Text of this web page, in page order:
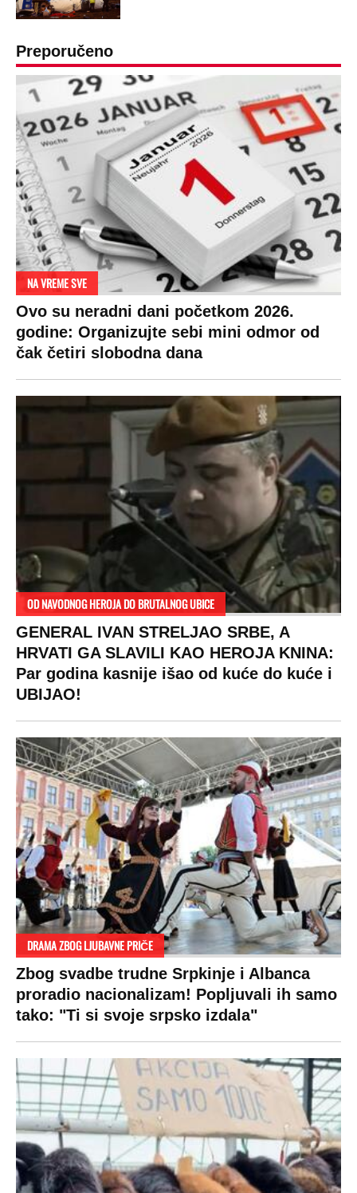
Preporučeno
NA VREME SVE
Ovo su neradni dani početkom 2026.
godine: Organizujte sebi mini odmor od
čak četiri slobodna dana
OD NAVODNOG HEROJA DO BRUTALNOG UBICE
GENERAL IVAN STRELJAO SRBE, A
HRVATI GA SLAVILI KAO HEROJA KNINA:
Par godina kasnije išao od kuće do kuće i
UBIJAO!
DRAMA ZBOG LJUBAVNE PRIČE
Zbog svadbe trudne Srpkinje i Albanca
proradio nacionalizam! Popljuvali ih samo
tako: "Ti si svoje srpsko izdala"